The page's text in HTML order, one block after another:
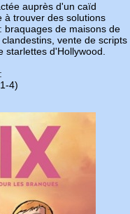
auprès d'un caïd
à trouver des solutions
braquages de maisons de
vente de scripts
d'Hollywood.
4)